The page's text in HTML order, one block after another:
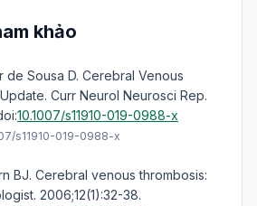
khảo
de Sousa D. Cerebral Venous
Curr Neurol Neurosci Rep.
10.1007/s11910-019-0988-x
s11910-019-0988-x
BJ. Cerebral venous thrombosis:
2006;12(1):32-38.